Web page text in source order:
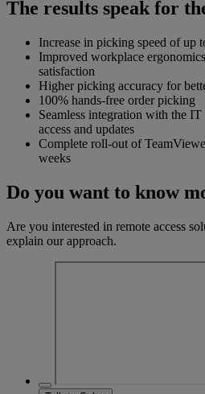
The results speak for
Increase in picking speed of up
Improved workplace
satisfaction
Higher picking accuracy for
100% hands-free order picking
Seamless integration with the
access and updates
Complete roll-out of
weeks
Do you want to know
Are you interested in remote access
explain our approach.